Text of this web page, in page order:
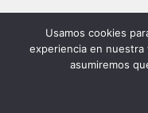
Usamos cookies
experiencia en
asumiremos